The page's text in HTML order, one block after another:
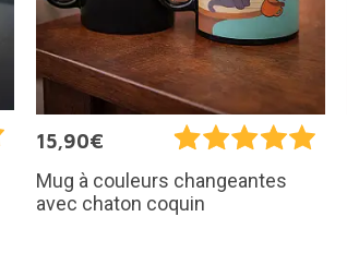
15,90€
Mug à couleurs changeantes
avec chaton coquin